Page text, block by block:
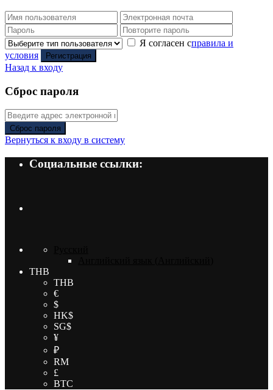
Я согласен справила и
условия
Регистрация
Назад к входу
Сброс пароля
Сброс пароля
Вернуться к входу в систему
Социальные ссылки:
THB
THB
€
$
HK$
SG$
¥
₽
RM
£
BTC